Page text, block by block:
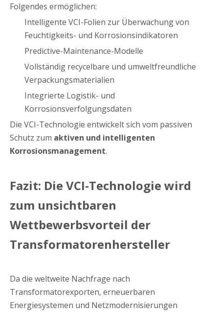
Folgendes ermöglichen:
Intelligente VCI-Folien zur Überwachung von
Feuchtigkeits- und Korrosionsindikatoren
Predictive-Maintenance-Modelle
Vollständig recycelbare und umweltfreundliche
Verpackungsmaterialien
Integrierte Logistik- und
Korrosionsverfolgungsdaten
Die VCI-Technologie entwickelt sich vom passiven
Schutz zum aktiven und intelligenten
Korrosionsmanagement.
Fazit: Die VCI-Technologie wird
zum unsichtbaren
Wettbewerbsvorteil der
Transformatorenhersteller
Da die weltweite Nachfrage nach
Transformatorexporten, erneuerbaren
Energiesystemen und Netzmodernisierungen